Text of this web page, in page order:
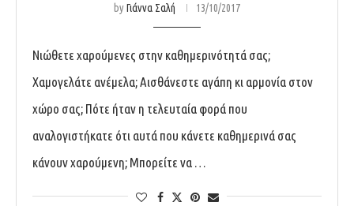
byΓιάννα Σαλή 13/10/2017
Νιώθετε χαρούμενες στην καθημερινότητά σας;
Χαμογελάτε ανέμελα; Αισθάνεστε αγάπη κι αρμονία στον
χώρο σας; Πότε ήταν η τελευταία φορά που
αναλογιστήκατε ότι αυτά που κάνετε καθημερινά σας
κάνουν χαρούμενη; Μπορείτε να …